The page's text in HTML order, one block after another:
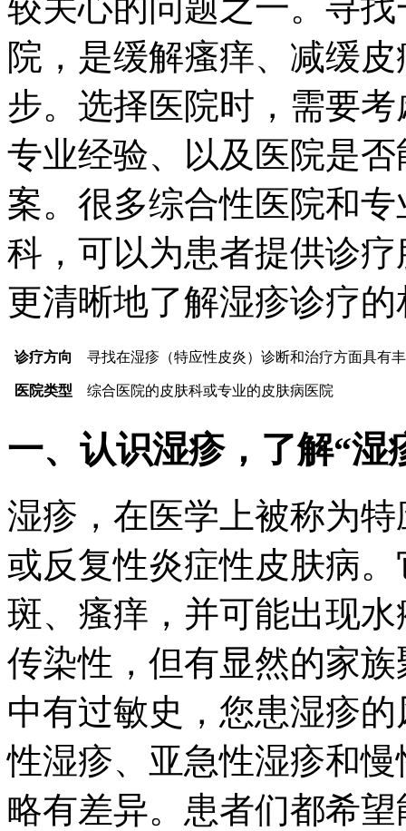
院，是缓解瘙痒、减缓
步。选择医院时，需要
专业经验、以及医院是
案。很多综合性医院和
科，可以为患者提供诊
更清晰地了解湿疹诊疗
诊疗方向 寻找在湿疹（特应性皮炎）诊断和治疗方面具有
医院类型 综合医院的皮肤科或专业的皮肤病医院
一、认识湿疹，了解“湿
湿疹，在医学上被称为
或反复性炎症性皮肤病
斑、瘙痒，并可能出现
传染性，但有显然的家
中有过敏史，您患湿疹
性湿疹、亚急性湿疹和
略有差异。患者们都希